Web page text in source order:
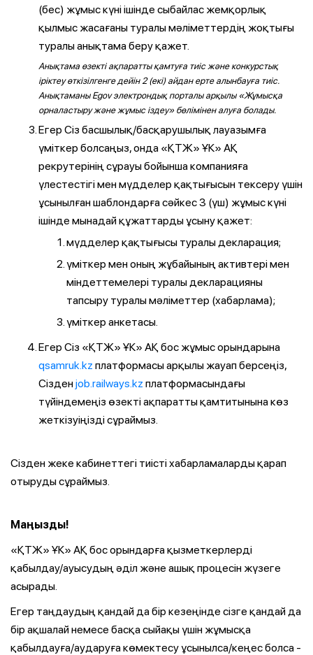
(бес) жұмыс күні ішінде сыбайлас жемқорлық
қылмыс жасағаны туралы мәліметтердің жоқтығы
туралы анықтама беру қажет.
Анықтама өзекті ақпаратты қамтуға тиіс және конкурстық
іріктеу өткізілгенге дейін 2 (екі) айдан ерте алынбауға тиіс.
Анықтаманы Egov электрондық порталы арқылы «Жұмысқа
орналастыру және жұмыс іздеу» бөлімінен алуға болады.
Егер Сіз басшылық/басқарушылық лауазымға
үміткер болсаңыз, онда «ҚТЖ» ҰК» АҚ
рекрутерінің сұрауы бойынша компанияға
үлестестігі мен мүдделер қақтығысын тексеру үшін
ұсынылған шаблондарға сәйкес 3 (үш) жұмыс күні
ішінде мынадай құжаттарды ұсыну қажет:
мүдделер қақтығысы туралы декларация;
үміткер мен оның жұбайының активтері мен
міндеттемелері туралы декларацияны
тапсыру туралы мәліметтер (хабарлама);
үміткер анкетасы.
Егер Сіз «ҚТЖ» ҰК» АҚ бос жұмыс орындарына
qsamruk.kz платформасы арқылы жауап берсеңіз,
Сізденjob.railways.kz платформасындағы
түйіндемеңіз өзекті ақпаратты қамтитынына көз
жеткізуіңізді сұраймыз.
Сізден жеке кабинеттегі тиісті хабарламаларды қарап
отыруды сұраймыз.
Маңызды!
«ҚТЖ» ҰК» АҚ бос орындарға қызметкерлерді
қабылдау/ауысудың әділ және ашық процесін жүзеге
асырады.
Егер таңдаудың қандай да бір кезеңінде сізге қандай да
бір ақшалай немесе басқа сыйақы үшін жұмысқа
қабылдауға/аударуға көмектесу ұсынылса/кеңес болса -